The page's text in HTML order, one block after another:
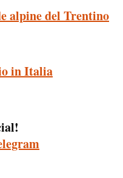
alpine del Trentino
in Italia